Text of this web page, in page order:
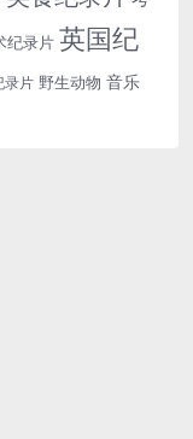
纪录片 英国纪
录片 野生动物 音乐